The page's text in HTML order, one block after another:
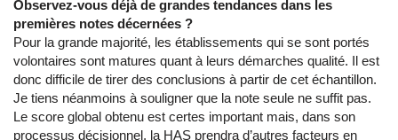
Observez-vous déjà de grandes tendances dans les
premières notes décernées ?
Pour la grande majorité, les établissements qui se sont portés
volontaires sont matures quant à leurs démarches qualité. Il est
donc difficile de tirer des conclusions à partir de cet échantillon.
Je tiens néanmoins à souligner que la note seule ne suffit pas.
Le score global obtenu est certes important mais, dans son
processus décisionnel, la HAS prendra d’autres facteurs en